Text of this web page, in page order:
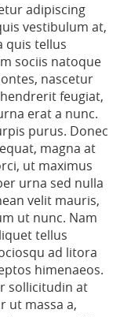
adipiscing
vestibulum at,
quis tellus
sociis natoque
nascetur
feugiat,
erat a nunc.
purus. Donec
magna at
ut maximus
urna sed nulla
velit mauris,
ut nunc. Nam
tellus
ad litora
himenaeos.
sollicitudin at
ut massa a,